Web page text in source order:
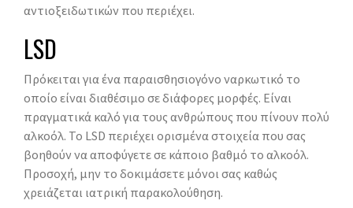
αντιοξειδωτικών που περιέχει.
LSD
Πρόκειται για ένα παραισθησιογόνο ναρκωτικό το
οποίο είναι διαθέσιμο σε διάφορες μορφές. Είναι
πραγματικά καλό για τους ανθρώπους που πίνουν πολύ
αλκοόλ. Το LSD περιέχει ορισμένα στοιχεία που σας
βοηθούν να αποφύγετε σε κάποιο βαθμό το αλκοόλ.
Προσοχή, μην το δοκιμάσετε μόνοι σας καθώς
χρειάζεται ιατρική παρακολούθηση.